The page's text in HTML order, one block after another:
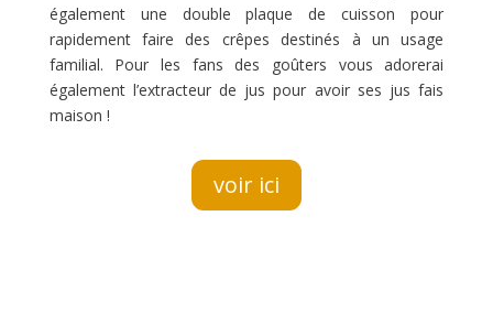
également une double plaque de cuisson pour
rapidement faire des crêpes destinés à un usage
familial. Pour les fans des goûters vous adorerai
également l’extracteur de jus pour avoir ses jus fais
maison !
voir ici